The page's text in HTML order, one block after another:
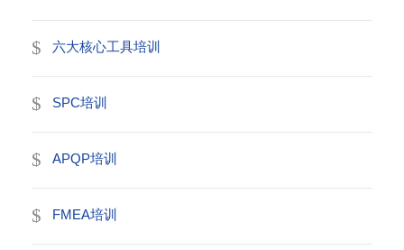
六大核心工具培训
SPC培训
APQP培训
FMEA培训